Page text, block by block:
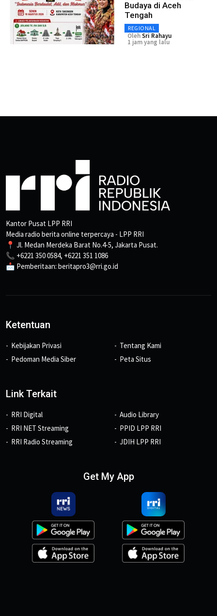
Budaya di Aceh
Tengah
REGIONAL
OlehSri Rahayu
1 jam yang lalu
Kantor Pusat LPP RRI
Media radio berita online terpercaya - LPP RRI
📍 Jl. Medan Merdeka Barat No.4-5, Jakarta Pusat.
📞 +6221 350 0584, +6221 351 1086
📩 Pemberitaan: beritapro3@rri.go.id
Ketentuan
Kebijakan Privasi
Pedoman Media Siber
Tentang Kami
Peta Situs
Link Terkait
RRI Digital
RRI NET Streaming
RRI Radio Streaming
Audio Library
PPID LPP RRI
JDIH LPP RRI
Get My App